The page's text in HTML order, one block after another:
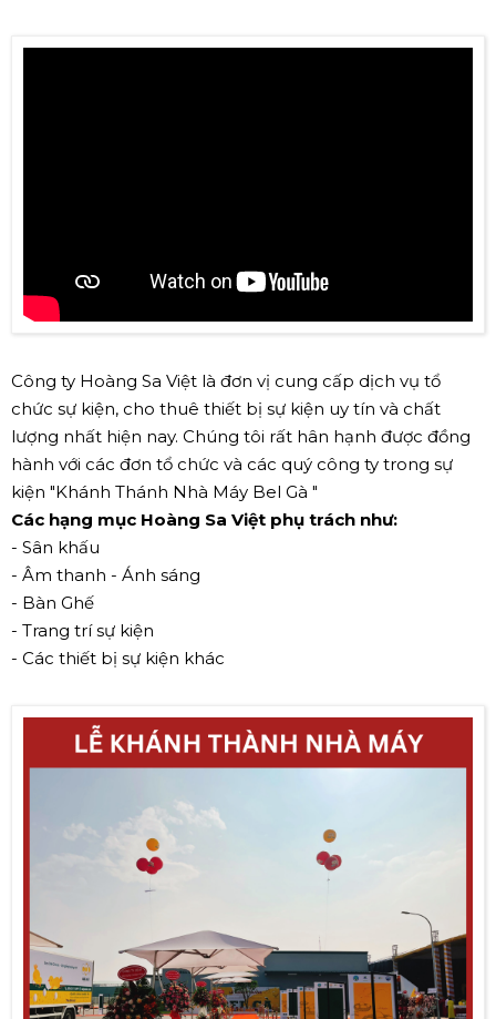
Công ty Hoàng Sa Việt là đơn vị cung cấp dịch vụ tổ
chức sự kiện, cho thuê thiết bị sự kiện uy tín và chất
lượng nhất hiện nay. Chúng tôi rất hân hạnh được đồng
hành với các đơn tổ chức và các quý công ty trong sự
kiện "Khánh Thánh Nhà Máy Bel Gà "
Các hạng mục Hoàng Sa Việt phụ trách như:
- Sân khấu
- Âm thanh - Ánh sáng
- Bàn Ghế
- Trang trí sự kiện
- Các thiết bị sự kiện khác